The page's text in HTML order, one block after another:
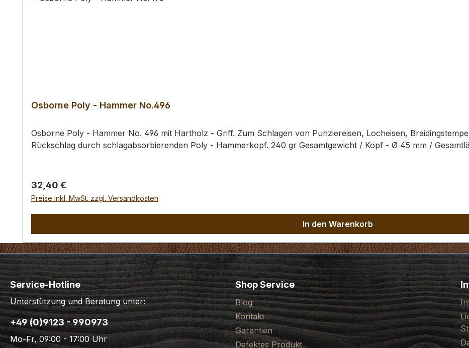
Osborne Poly - Hammer No.496
Osborne Poly - Hammer No. 496 mit Hartholz - Griff. Zum Schlagen von Punziereisen, Locheisen,
Rückschlag durch schlagabsorbierenden Poly - Hammerkopf. 240 gr Gesamtgewicht / Kopf - Ø 45 mm /
Regulärer Preis:
32,40 €
Preise inkl. MwSt. zzgl. Versandkosten
In den Warenkorb
Service-Hotline
Unterstützung und Beratung unter:
+49 (0)9123 - 990973
Mo-Fr, 09:00 - 17:00 Uhr
Shop Service
Blog
Kontakt
Garantien
Defektes Produkt